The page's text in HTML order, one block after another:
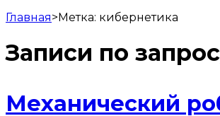
Главная>Метка: кибернетика
Записи по
Механический